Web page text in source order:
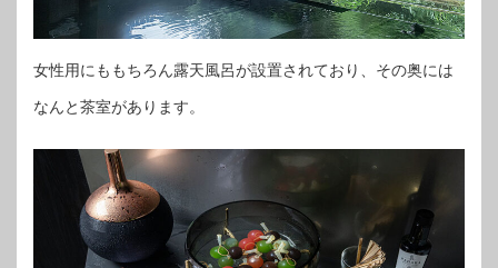
女性用にももちろん露天風呂が設置されており、その奥には
なんと茶室があります。